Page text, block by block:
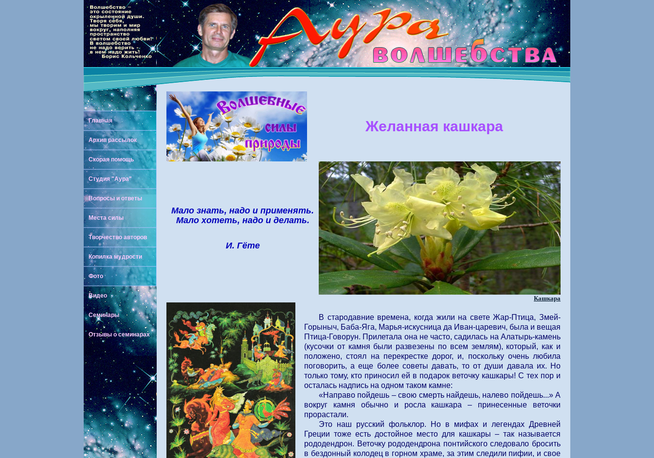
Главная
Архив рассылок
Скорая помощь
Студия "Аура"
Вопросы и ответы
Места силы
Творчество авторов
Копилка мудрости
Фото
Видео
Семинары
Отзывы о семинарах
Желанная кашкара
Мало знать, надо и применять.
Мало хотеть, надо и делать.
И. Гёте
Кашкара
В стародавние времена, когда жили на свете Жар-Птица, Змей-
Горыныч, Баба-Яга, Марья-искусница да Иван-царевич, была и вещая
Птица-Говорун. Прилетала она не часто, садилась на Алатырь-камень
(кусочки от камня были развезены по всем землям), который, как и
положено, стоял на перекрестке дорог, и, поскольку очень любила
поговорить, а еще более советы давать, то от души давала их. Но
только тому, кто приносил ей в подарок веточку кашкары! С тех пор и
осталась надпись на одном таком камне:
«Направо пойдешь – свою смерть найдешь, налево пойдешь...» А
вокруг камня обычно и росла кашкара – принесенные веточки
прорастали.
Это наш русский фольклор. Но в мифах и легендах Древней
Греции тоже есть достойное место для кашкары – так называется
рододендрон. Веточку рододендрона понтийского следовало бросить
в бездонный колодец в горном храме, за этим следили пифии, и свое